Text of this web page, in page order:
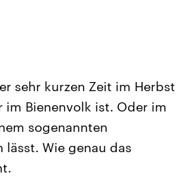
sehr kurzen Zeit im Herbst
Bienenvolk ist. Oder im
sogenannten
Wie genau das